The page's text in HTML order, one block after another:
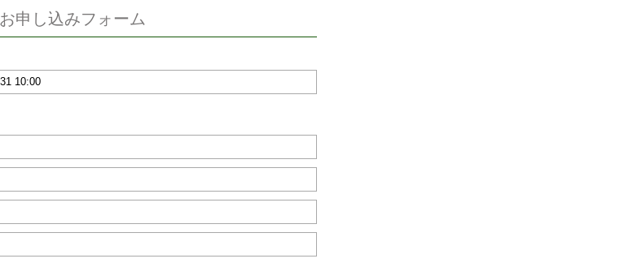
お申し込みフォーム